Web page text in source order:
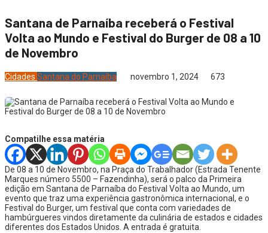
Santana de Parnaíba receberá o Festival
Volta ao Mundo e Festival do Burger de 08 a 10
de Novembro
Cidades Santana do Parnaíba novembro 1, 2024 673
Compatilhe essa matéria
De 08 a 10 de Novembro, na Praça do Trabalhador (Estrada Tenente
Marques número 5500 – Fazendinha), será o palco da Primeira
edição em Santana de Parnaíba do Festival Volta ao Mundo, um
evento que traz uma experiência gastronômica internacional, e o
Festival do Burger, um festival que conta com variedades de
hambúrgueres vindos diretamente da culinária de estados e cidades
diferentes dos Estados Unidos. A entrada é gratuita.